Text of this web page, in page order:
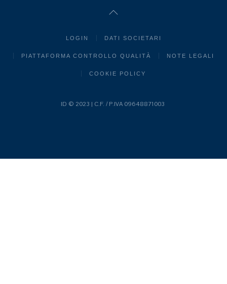
LOGIN DATI SOCIETARI
PIATTAFORMA CONTROLLO QUALITÀ NOTE LEGALI
COOKIE POLICY
ID © 2023 | C.F. / P.IVA 09648871003